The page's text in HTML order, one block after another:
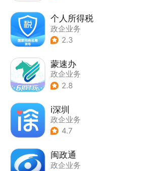
个人所得税
政企业务
2.3
蒙速办
政企业务
2.8
i深圳
政企业务
4.7
闽政通
政企业务